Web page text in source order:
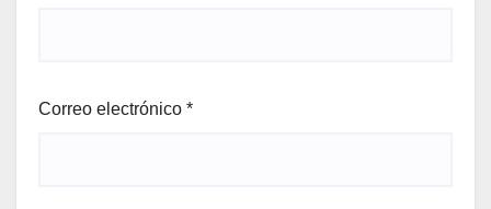
Correo electrónico *